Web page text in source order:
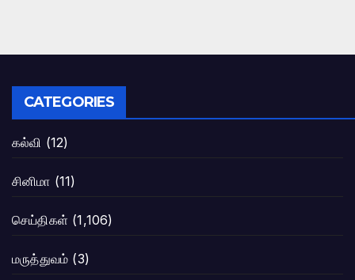
CATEGORIES
கல்வி (12)
சினிமா (11)
செய்திகள் (1,106)
மருத்துவம் (3)